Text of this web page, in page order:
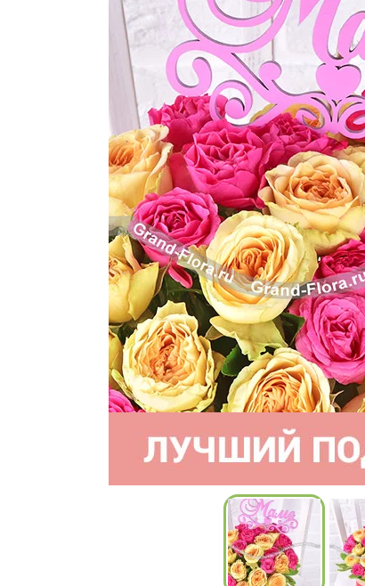
Розы поштучно
5 роз
7 роз
15 роз
25 роз
51 роза
101 роза
Розы Гран-При
Корзины с розами
Кустовые розы
Миксы из роз
Сердца из роз
Монобукеты
Разноцветные
Эксклюзивные букеты
Смешанные
Хризантемы
Эустома